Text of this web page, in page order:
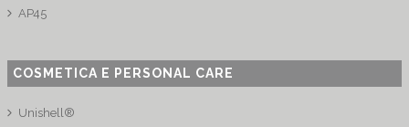
AP45
COSMETICA E PERSONAL CARE
Unishell®